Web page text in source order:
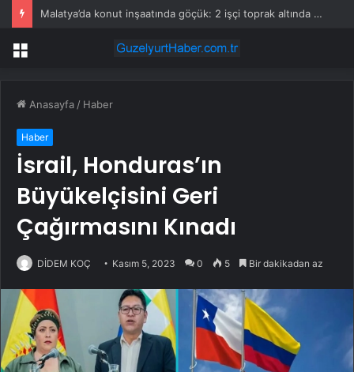
Malatya’da konut inşaatında göçük: 2 işçi toprak altında kaldı!
Menü
Anasayfa / Haber
Haber
İsrail, Honduras’ın
Büyükelçisini Geri
Çağırmasını Kınadı
DİDEM KOÇ Kasım 5, 2023 0 5 Bir dakikadan az